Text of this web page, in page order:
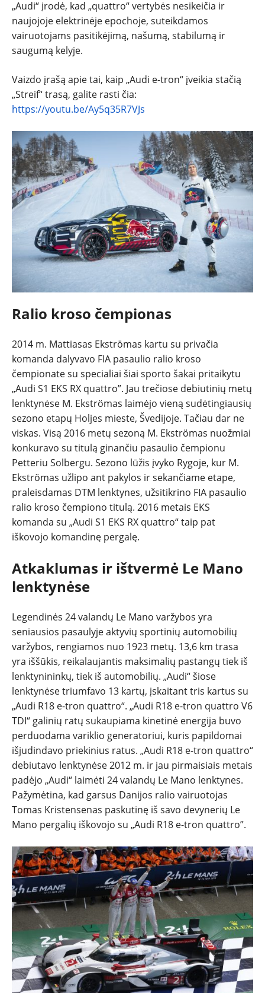
„Audi“ įrodė, kad „quattro“ vertybės nesikeičia ir
naujojoje elektrinėje epochoje, suteikdamos
vairuotojams pasitikėjimą, našumą, stabilumą ir
saugumą kelyje.
Vaizdo įrašą apie tai, kaip „Audi e-tron“ įveikia stačią
„Streif“ trasą, galite rasti čia:
https://youtu.be/Ay5q35R7VJs
Ralio kroso čempionas
2014 m. Mattiasas Ekströmas kartu su privačia
komanda dalyvavo FIA pasaulio ralio kroso
čempionate su specialiai šiai sporto šakai pritaikytu
„Audi S1 EKS RX quattro”. Jau trečiose debiutinių metų
lenktynėse M. Ekströmas laimėjo vieną sudėtingiausių
sezono etapų Holjes mieste, Švedijoje. Tačiau dar ne
viskas. Visą 2016 metų sezoną M. Ekströmas nuožmiai
konkuravo su titulą ginančiu pasaulio čempionu
Petteriu Solbergu. Sezono lūžis įvyko Rygoje, kur M.
Ekströmas užlipo ant pakylos ir sekančiame etape,
praleisdamas DTM lenktynes, užsitikrino FIA pasaulio
ralio kroso čempiono titulą. 2016 metais EKS
komanda su „Audi S1 EKS RX quattro“ taip pat
iškovojo komandinę pergalę.
Atkaklumas ir ištvermė Le Mano
lenktynėse
Legendinės 24 valandų Le Mano varžybos yra
seniausios pasaulyje aktyvių sportinių automobilių
varžybos, rengiamos nuo 1923 metų. 13,6 km trasa
yra iššūkis, reikalaujantis maksimalių pastangų tiek iš
lenktynininkų, tiek iš automobilių. „Audi“ šiose
lenktynėse triumfavo 13 kartų, įskaitant tris kartus su
„Audi R18 e-tron quattro“. „Audi R18 e-tron quattro V6
TDI“ galinių ratų sukaupiama kinetinė energija buvo
perduodama variklio generatoriui, kuris papildomai
išjudindavo priekinius ratus. „Audi R18 e-tron quattro“
debiutavo lenktynėse 2012 m. ir jau pirmaisiais metais
padėjo „Audi“ laimėti 24 valandų Le Mano lenktynes.
Pažymėtina, kad garsus Danijos ralio vairuotojas
Tomas Kristensenas paskutinę iš savo devynerių Le
Mano pergalių iškovojo su „Audi R18 e-tron quattro”.